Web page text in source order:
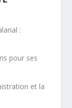
:
pour ses
et la